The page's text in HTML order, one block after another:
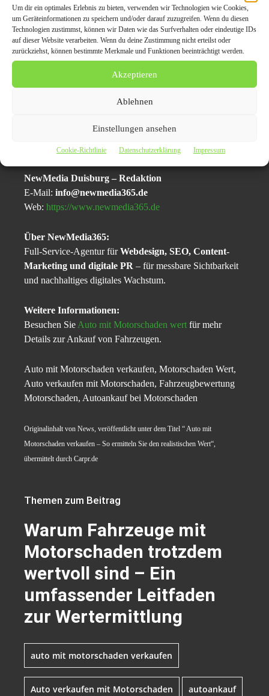
Um dir ein optimales Erlebnis zu bieten, verwenden wir Technologien wie Cookies,
um Geräteinformationen zu speichern und/oder darauf zuzugreifen. Wenn du diesen
Technologien zustimmst, können wir Daten wie das Surfverhalten oder eindeutige IDs
auf dieser Website verarbeiten. Wenn du deine Zustimmung nicht erteilst oder
zurückziehst, können bestimmte Merkmale und Funktionen beeinträchtigt werden.
Akzeptieren
Ablehnen
Einstellungen ansehen
Cookie-Richtlinie Datenschutzerklärung Impressum
Der Verkauf eines Autos mit Motorschaden ist nicht nur
für spezialisierte Autoankäufer ein lohnendes Geschäft,
sondern auch für die Verkäufer eine schnelle,
faire Preisgestaltung und die schnelle Auszahlung bietet
zeitsparende Lösung.
Pressekontakt:
NewMedia Duisburg – Redaktion
E-Mail: info@newmedia365.de
Web: https://www.newmedia365.de
Über NewMedia365:
Full-Service-Agentur fürWebdesign, SEO, Content-
Marketing und digitale PR – für messbare Sichtbarkeit
und nachhaltiges digitales Wachstum.
Weitere Informationen:
Besuchen Sie Auto mit Motorschaden wert für mehr
Details zur Ankauf von Fahrzeugen.
Auto mit Motorschaden verkaufen, Motorschaden Wert,
Auto verkaufen mit Motorschaden, Fahrzeugbewertung
Motorschaden, Autoankauf bei Motorschaden
Originalinhalt von News, veröffentlicht unter dem Titel “ Auto mit
Motorschaden verkaufen – So ermitteln Sie den realistischen Wert“,
übermittelt durch Carpr.de
Themen zum Beitrag
Warum Fahrzeuge mit
Motorschaden trotzdem
wertvoll sind – Ein
umfassender Leitfaden
zur Wertermittlung
auto mit motorschaden verkaufen
Auto verkaufen mit Motorschaden autoankauf